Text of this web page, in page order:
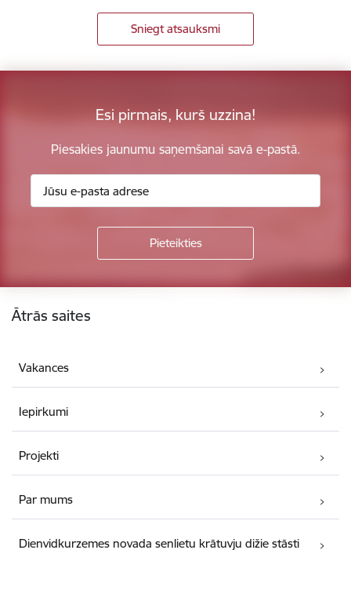
Sniegt atsauksmi
Esi pirmais, kurš uzzina!
Piesakies jaunumu saņemšanai savā e-pastā.
Ātrās saites
Vakances
Iepirkumi
Projekti
Par mums
Dienvidkurzemes novada senlietu krātuvju dižie stāsti